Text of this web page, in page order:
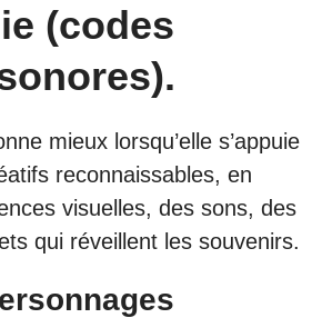
(codes
mieux lorsqu’elle s’appuie
reconnaissables, en
visuelles, des sons, des
qui réveillent les souvenirs.